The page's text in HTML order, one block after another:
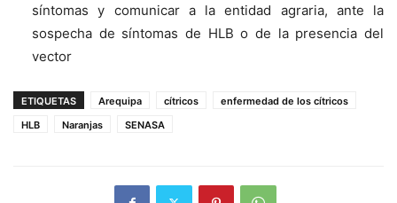
síntomas y comunicar a la entidad agraria, ante la
sospecha de síntomas de HLB o de la presencia del
vector
ETIQUETAS Arequipa cítricos
enfermedad de los cítricos
HLB
Naranjas SENASA